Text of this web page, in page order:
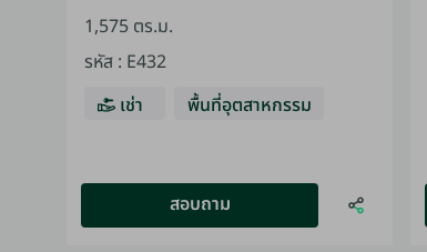
1,575 ตร.ม.
รหัส : E432
เช่า
พื้นที่อุตสาหกรรม
สอบถาม